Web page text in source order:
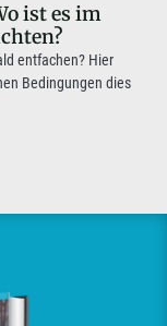
ist es im
entfachen? Hier
Bedingungen dies